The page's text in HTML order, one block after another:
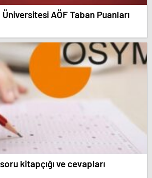
AÖF Taban Puanları
kitapçığı ve cevapları